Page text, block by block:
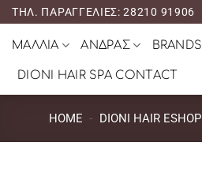
Μετάβαση
ΤΗΛ. ΠΑΡΑΓΓΕΛΙΕΣ: 28210 91906
ΜΑΛΛΙΑ ΑΝΔΡΑΣ BRANDS
DIONI HAIR SPA CONTACT
HOME - DIONI HAIR ESHOP